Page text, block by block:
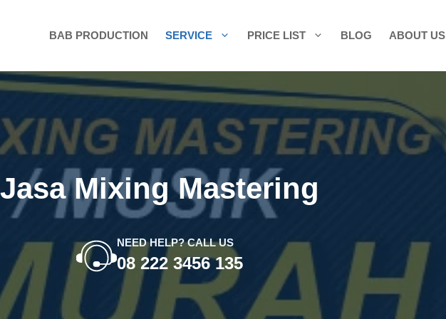
BAB PRODUCTION SERVICE PRICE LIST BLOG ABOUT US
Jasa Mixing Mastering
NEED HELP? CALL US
08 222 3456 135